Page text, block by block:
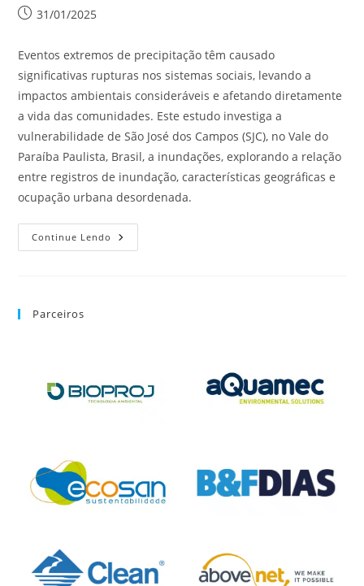
31/01/2025
Eventos extremos de precipitação têm causado
significativas rupturas nos sistemas sociais, levando a
impactos ambientais consideráveis e afetando diretamente
a vida das comunidades. Este estudo investiga a
vulnerabilidade de São José dos Campos (SJC), no Vale do
Paraíba Paulista, Brasil, a inundações, explorando a relação
entre registros de inundação, características geográficas e
ocupação urbana desordenada.
Continue Lendo
Parceiros